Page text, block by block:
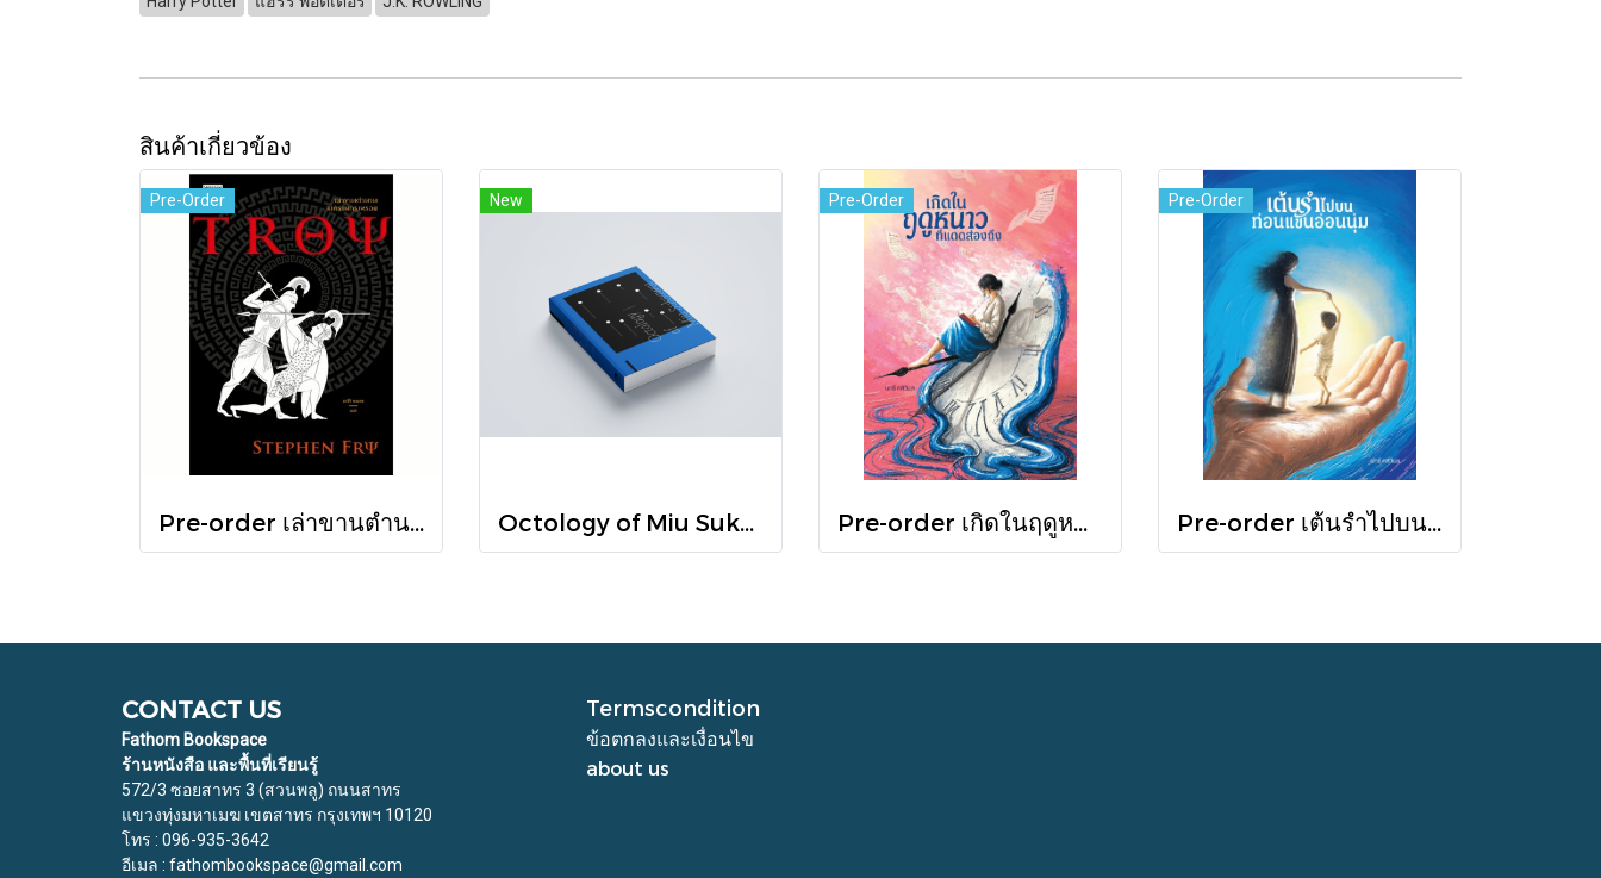
สินค้าเกี่ยวข้อง
Pre-Order
Pre-order เล่าขานตำนานสงครามกรุงทรอย Troy / Stephen Fry / อรสิริ พลเดช / สารคดี
New
Octology of Miu Suksawat / ภู่มณี ศิริพรไพบูลย์ / สำนักพิมพ์ตำหนัก
Pre-Order
Pre-order เกิดในฤดูหนาวที่แดดส่องถึง / นทธี ศศิวิมล / Pandora Press
Pre-Order
Pre-order เต้นรำไปบนท่อนแขนอ่อนนุ่ม / นทธี ศศิวิมล / Pandora Press
CONTACT US
Fathom Bookspace
ร้านหนังสือ และพื้นที่เรียนรู้
572/3 ซอยสาทร 3 (สวนพลู) ถนนสาทร
แขวงทุ่งมหาเมฆ เขตสาทร กรุงเทพฯ 10120
โทร : 096-935-3642
อีเมล : fathombookspace@gmail.com
Termscondition
ข้อตกลงและเงื่อนไข
about us